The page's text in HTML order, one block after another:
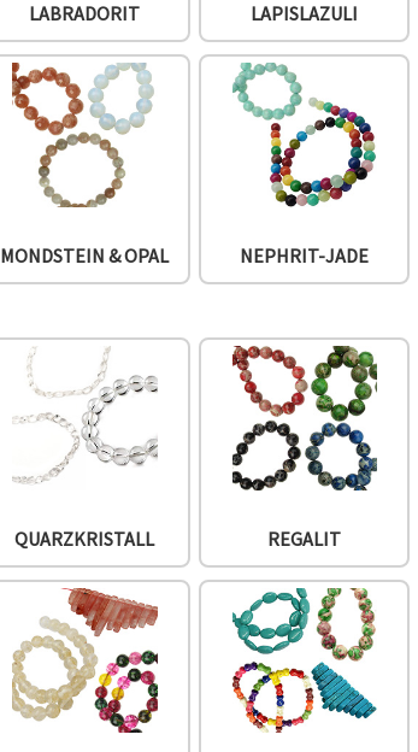
LABRADORIT LAPISLAZULI
MONDSTEIN & OPAL NEPHRIT-JADE
QUARZKRISTALL REGALIT